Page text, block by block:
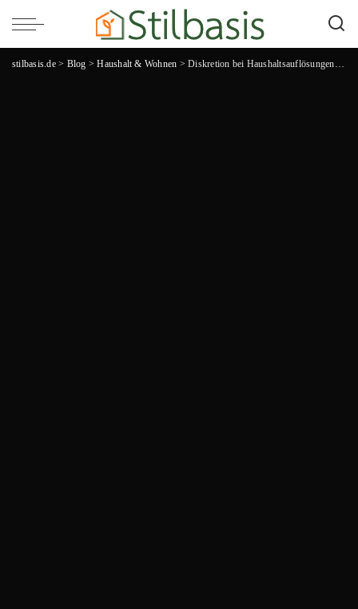
stilbasis.de> Blog >Haushalt & Wohnen >Diskretion bei Haushaltsauflösungen: Warum Feingefühl den Unterschied macht